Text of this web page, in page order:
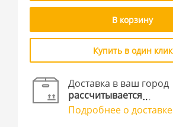
В корзину
Купить в один клик
Доставка в ваш город
рассчитывается
Подробнее о доставке